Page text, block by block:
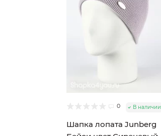
0 В наличии
Шапка лопата Junberg